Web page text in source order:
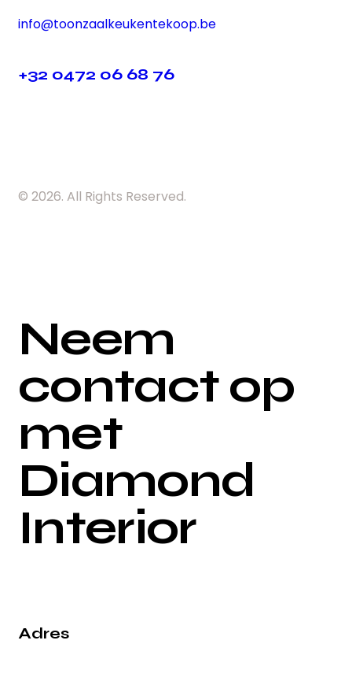
info@toonzaalkeukentekoop.be
+32 0472 06 68 76
© 2026. All Rights Reserved.
Neem
contact op
met
Diamond
Interior
Adres